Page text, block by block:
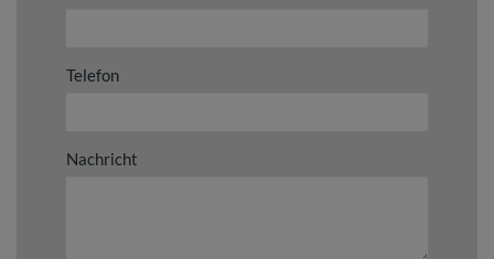
Telefon
Nachricht